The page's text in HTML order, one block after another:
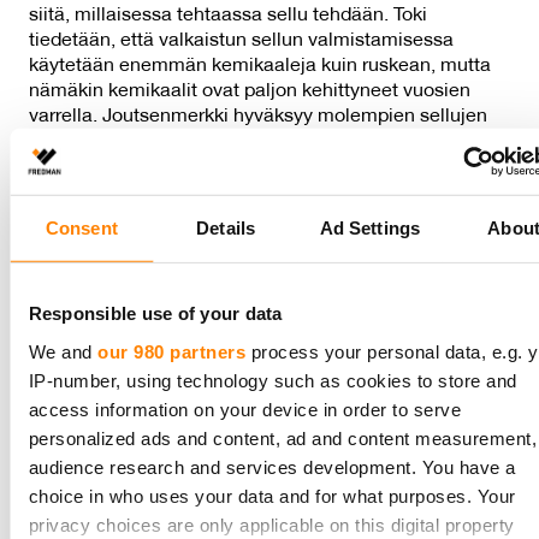
Consent Details Ad Settings About
Responsible use of your data
We and our 980 partnersprocess your personal data, e.g.
IP-number, using technology such as cookies to store and
access information on your device in order to serve
personalized ads and content, ad and content measurement,
audience research and services development. You have a
choice in who uses your data and for what purposes. Your
privacy choices are only applicable on this digital property
siitä, millaisessa tehtaassa sellu tehdään. Toki
tiedetään, että valkaistun sellun valmistamisessa
käytetään enemmän kemikaaleja kuin ruskean, mutta
nämäkin kemikaalit ovat paljon kehittyneet vuosien
varrella. Joutsenmerkki hyväksyy molempien sellujen
ja ruskeista suodatinpusseista, että ne ovat
ympäristöystävällisiä ja täyttävät Joutsenmerkin tiukat
kriteerit”, lisää Raatikainen. Fredman on Suomen ainoa
suodatinpussit valmistetaan Fredmanin tehtaalla
paperista.
Helsinki Coffee Festival feat Teaon Pohjois-Euroopan
suurin kahvifestivaali, jota on järjestetty vuodesta 2015
lähtien. Tapahtumassa käy joka huhtikuu yli 10 000
kävijää ja se järjestetään jälleen Kaapelitehtaalla
selvää, miltä hyvä kahvi maistuu ja tapahtumassa
kahvi, musiikki ja hyvä fiilis yhdistyvät ainutlaatuisessa